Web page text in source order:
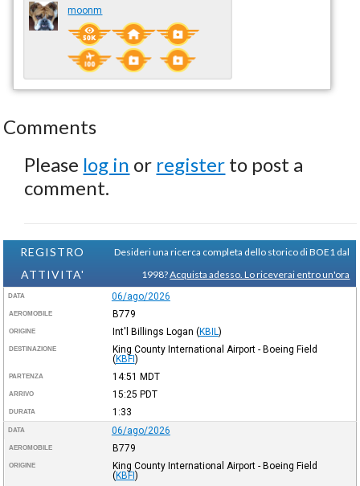
moonm
Comments
Please log in or register to post a
comment.
REGISTRO
ATTIVITA'
Desideri una ricerca completa dello storico di BOE1 dal
1998?Acquista adesso. Lo riceverai entro un'ora
DATA 06/ago/2026
AEROMOBILE B779
ORIGINE Int'l Billings Logan (KBIL )
DESTINAZIONE
King County International Airport - Boeing Field
(KBFI)
PARTENZA 14:51 MDT
ARRIVO 15:25 PDT
DURATA 1:33
DATA 06/ago/2026
AEROMOBILE B779
ORIGINE
King County International Airport - Boeing Field
(KBFI)